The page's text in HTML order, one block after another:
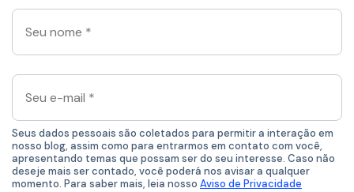
Seu
nome
*
Seu
e-
mail
*
Seus dados pessoais são coletados para permitir a interação em
nosso blog, assim como para entrarmos em contato com você,
apresentando temas que possam ser do seu interesse. Caso não
deseje mais ser contado, você poderá nos avisar a qualquer
momento. Para saber mais, leia nosso Aviso de Privacidade